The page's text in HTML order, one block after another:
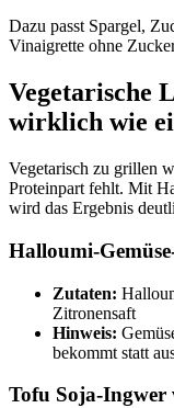
Dazu passt Spargel,
Vinaigrette ohne
Vegetarische
wirklich wie
Vegetarisch zu grillen
Proteinpart fehlt. Mit
wird das Ergebnis
Halloumi-
Zutaten:
Zitronensaft
Hinweis:
bekommt statt
Tofu Soja-